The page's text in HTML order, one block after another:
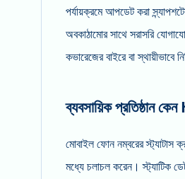
পর্যায়ক্রমে আপডেট করা
অবকাঠামোর সাথে সরাসরি
কভারেজের বাইরে বা
ব্যবসায়িক প্রতিষ্ঠান
মোবাইল ফোন নম্বরের স্ট্যাটাস
মধ্যে চলাচল করেন। স্ট্যাটিক